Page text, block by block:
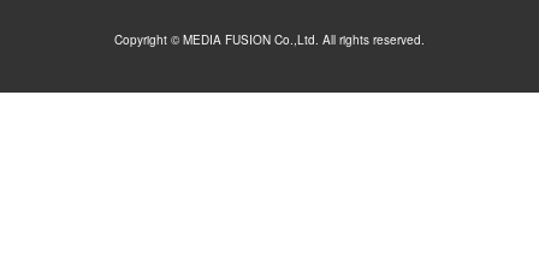
Copyright © MEDIA FUSION Co.,Ltd. All rights reserved.